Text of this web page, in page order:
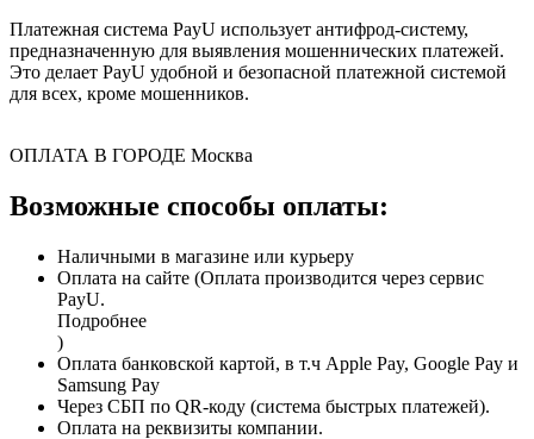
Платежная система PayU использует антифрод-систему,
предназначенную для выявления мошеннических платежей.
Это делает PayU удобной и безопасной платежной системой
для всех, кроме мошенников.
ОПЛАТА В ГОРОДЕ Москва
Возможные способы оплаты:
Наличными в магазине или курьеру
Оплата на сайте (Оплата производится через сервис
PayU.
Подробнее
)
Оплата банковской картой, в т.ч Apple Pay, Google Pay и
Samsung Pay
Через СБП по QR-коду (система быстрых платежей).
Оплата на реквизиты компании.